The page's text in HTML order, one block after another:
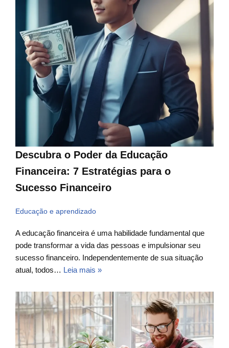
Descubra o Poder da Educação
Financeira: 7 Estratégias para o
Sucesso Financeiro
Educação e aprendizado
A educação financeira é uma habilidade fundamental que
pode transformar a vida das pessoas e impulsionar seu
sucesso financeiro. Independentemente de sua situação
atual, todos… Leia mais »